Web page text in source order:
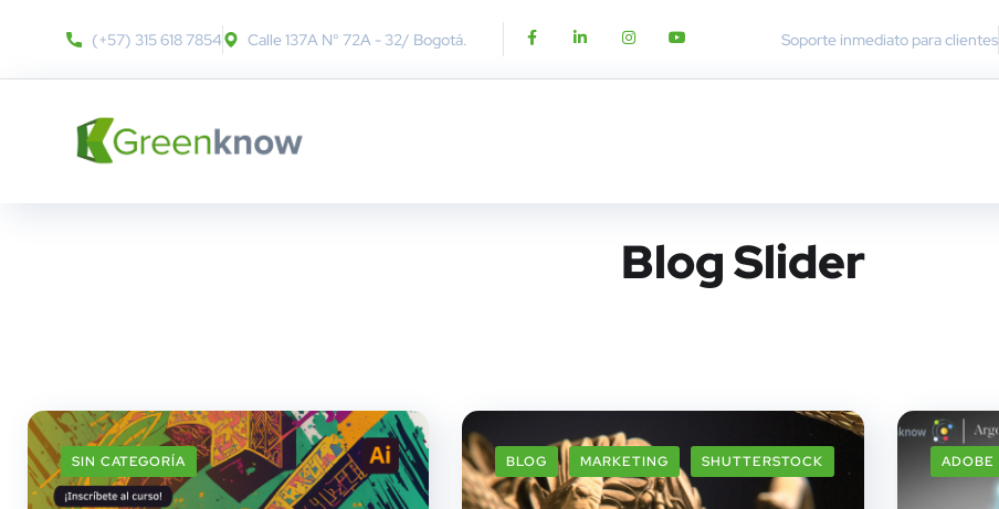
(+57) 315 618 7854 Calle 137A N° 72A - 32​/ Bogotá. Soporte inmediato para clientes
Blog Slider
SIN CATEGORÍA BLOG MARKETING SHUTTERSTOCK ADOBE